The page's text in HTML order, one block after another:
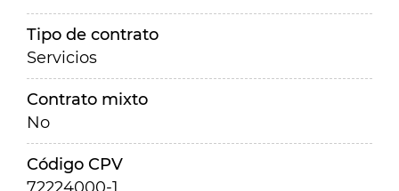
Tipo de contrato
Servicios
Contrato mixto
No
Código CPV